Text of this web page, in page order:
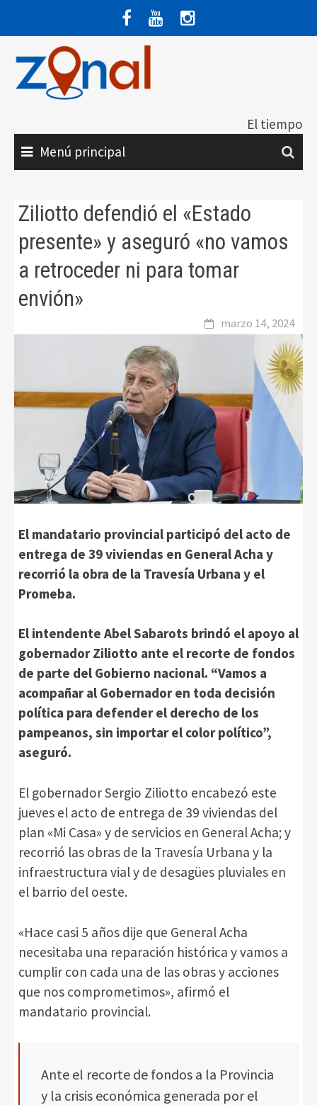
contenido
El tiempo
Menú principal
Ziliotto defendió el «Estado
presente» y aseguró «no vamos
a retroceder ni para tomar
envión»
marzo 14, 2024
El mandatario provincial participó del acto de
entrega de 39 viviendas en General Acha y
recorrió la obra de la Travesía Urbana y el
Promeba.
El intendente Abel Sabarots brindó el apoyo al
gobernador Ziliotto ante el recorte de fondos
de parte del Gobierno nacional. “Vamos a
acompañar al Gobernador en toda decisión
política para defender el derecho de los
pampeanos, sin importar el color político”,
aseguró.
El gobernador Sergio Ziliotto encabezó este
jueves el acto de entrega de 39 viviendas del
plan «Mi Casa» y de servicios en General Acha; y
recorrió las obras de la Travesía Urbana y la
infraestructura vial y de desagües pluviales en
el barrio del oeste.
«Hace casi 5 años dije que General Acha
necesitaba una reparación histórica y vamos a
cumplir con cada una de las obras y acciones
que nos comprometimos», afirmó el
mandatario provincial.
Ante el recorte de fondos a la Provincia
y la crisis económica generada por el